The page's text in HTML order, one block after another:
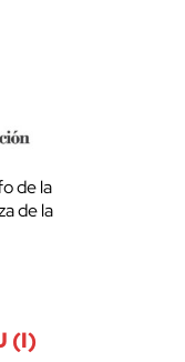
de la
de la
(I)